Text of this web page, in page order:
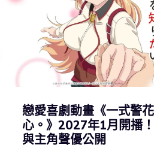
戀愛喜劇動畫《一式警
心。》2027年1月開播
與主角聲優公開